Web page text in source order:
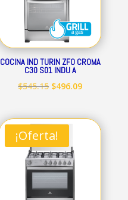
COCINA IND TURIN ZFO CROMA
C30 S01 INDU A
$545.15 El
original
era:
$545.15.
$496.09El
actual
¡Oferta!